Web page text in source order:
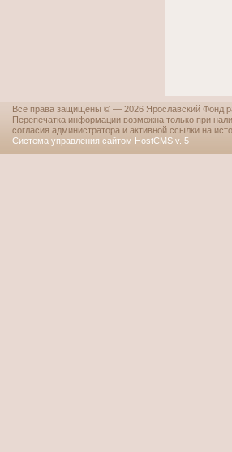
Все права защищены © — 2026 Ярославский Фонд
Перепечатка информации возможна только при
согласия администратора и активной ссылки на
Система управления сайтом HostCMS v. 5